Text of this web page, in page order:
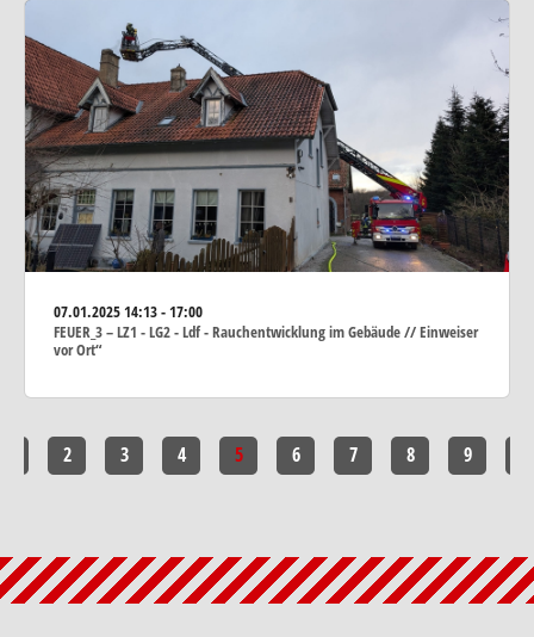
07.01.202514:13 - 17:00
FEUER_3 – LZ1 - LG2 - Ldf - Rauchentwicklung im Gebäude // Einweiser
vor Ort“
2 3 4 5 6 7 8 9